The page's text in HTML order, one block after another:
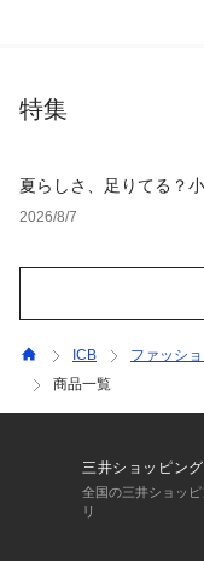
特集
夏らしさ、足りてる？
2026/8/7
ICB ファッシ
商品一覧
三井ショッピン
全国の三井ショッ
リ